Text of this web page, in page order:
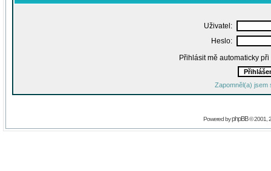
Uživatel:
Heslo:
Přihlásit mě automaticky
Zapomněl(a) jsem
Powered byphpBB© 2001,